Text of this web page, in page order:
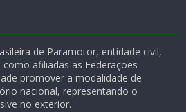
de Paramotor, entidade civil,
afiliadas as Federações
promover a modalidade de
nacional, representando o
no exterior.